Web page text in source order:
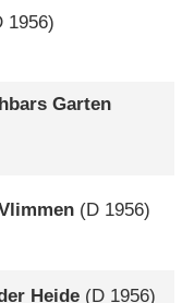
1956)
Garten
(D 1956)
Heide (D 1956)